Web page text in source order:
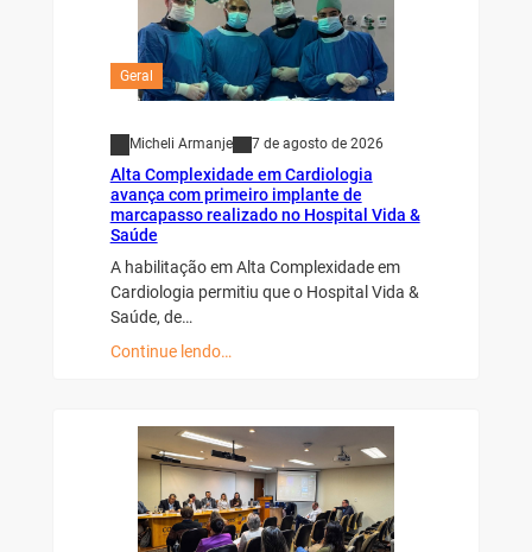
Geral
Micheli Armanje 7 de agosto de 2026
Alta Complexidade em Cardiologia
avança com primeiro implante de
marcapasso realizado no Hospital Vida &
Saúde
A habilitação em Alta Complexidade em
Cardiologia permitiu que o Hospital Vida &
Saúde, de…
Continue lendo…